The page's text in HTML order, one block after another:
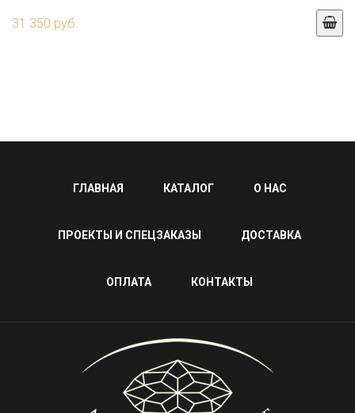
31 350 руб.
ГЛАВНАЯ КАТАЛОГ О НАС
ПРОЕКТЫ И СПЕЦЗАКАЗЫ ДОСТАВКА
ОПЛАТА КОНТАКТЫ